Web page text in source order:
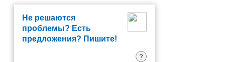
Не решаются
проблемы? Есть
предложения? Пишите!
?